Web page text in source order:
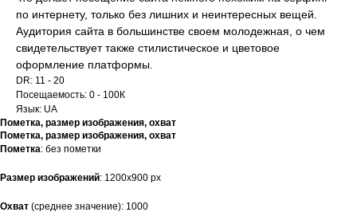
по интернету, только без лишних и неинтересных вещей.
Аудитория сайта в большинстве своем молодежная, о чем
свидетельствует также стилистическое и цветовое
оформление платформы.
DR: 11 - 20
Посещаемость: 0 - 100К
Язык: UA
Пометка, размер изображения, охват
Пометка, размер изображения, охват
Пометка: без пометки
Размер изображений: 1200х900 рх
Охват (среднее значение): 1000